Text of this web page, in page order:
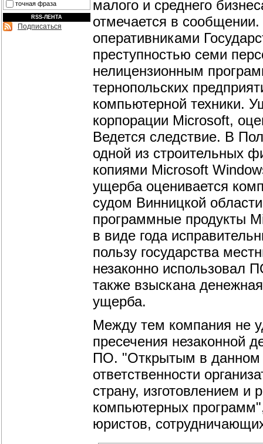
точная фраза
RSS-ЛЕНТА
Подписаться
малого и среднего
отмечается в
оперативниками
преступностью семи
нелицензионным
тернопольских
компьютерной техники.
корпорации Microsoft,
Ведется следствие. В
одной из строительных
копиями Microsoft
ущерба оценивается
судом Винницкой
программные продукты
в виде года
пользу государства
незаконно использовал
также взыскана
ущерба.
Между тем компания не
пресечения незаконной
ПО. "Открытым в данном
ответственности
страну, изготовлением и
компьютерных
юристов,